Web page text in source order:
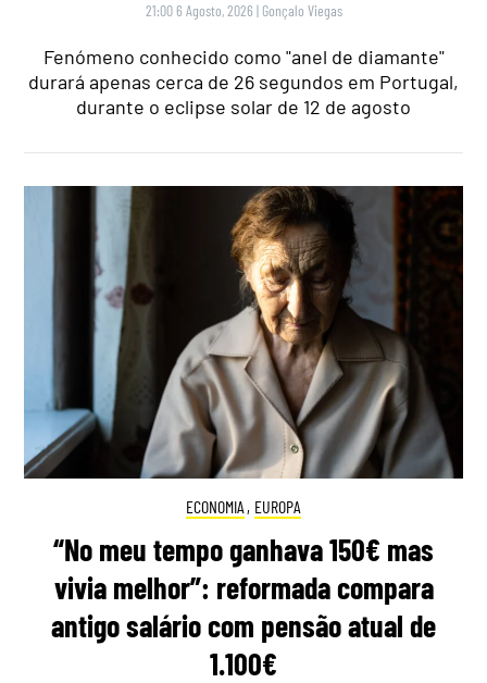
21:00 6 Agosto, 2026 | Gonçalo Viegas
Fenómeno conhecido como "anel de diamante"
durará apenas cerca de 26 segundos em Portugal,
durante o eclipse solar de 12 de agosto
ECONOMIA , EUROPA
“No meu tempo ganhava 150€ mas
vivia melhor”: reformada compara
antigo salário com pensão atual de
1.100€